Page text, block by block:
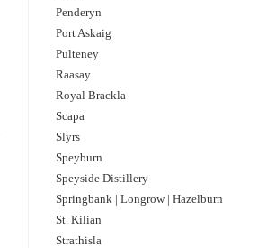
Penderyn
Port Askaig
Pulteney
Raasay
Royal Brackla
Scapa
Slyrs
Speyburn
Speyside Distillery
Springbank | Longrow | Hazelburn
St. Kilian
Strathisla